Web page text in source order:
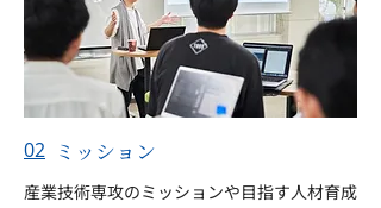
02 ミッション
産業技術専攻のミッションや目指す人材育成